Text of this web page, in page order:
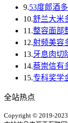
9.53度郎酒
10.舒兰大米
11.整容面部
12.射频美容
13.牙息肉切
14.蔡崇信有
15.专科奖学
全站热点
Copyright © 2019-2023